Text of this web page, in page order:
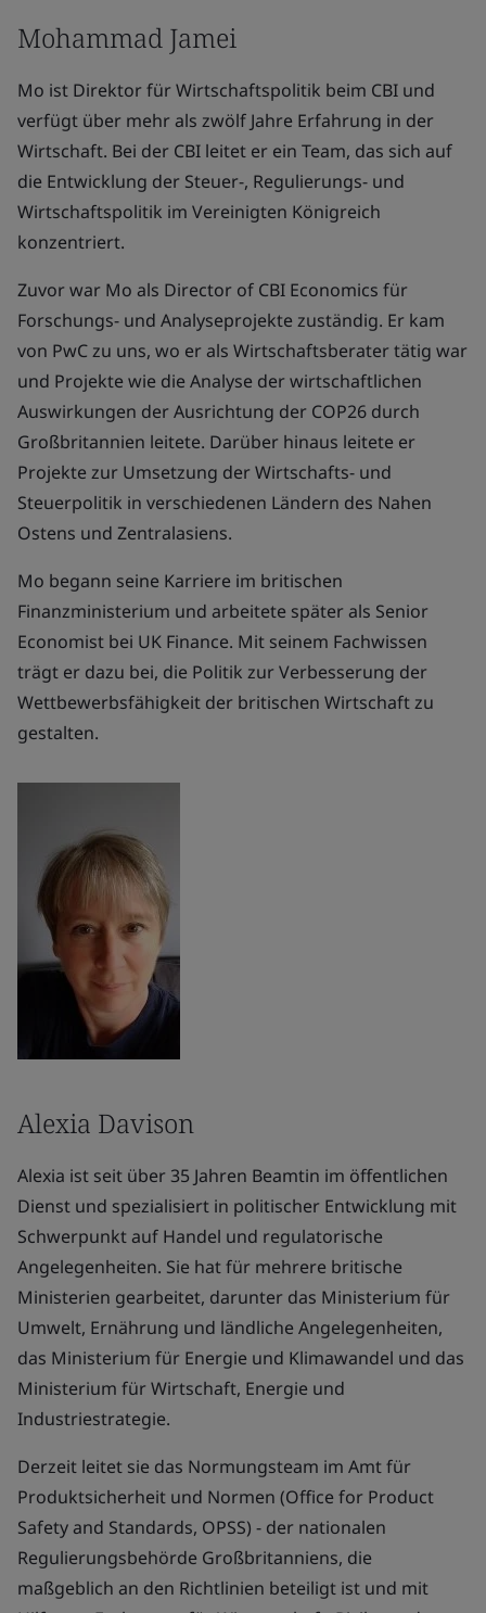
Mohammad Jamei
Mo ist Direktor für Wirtschaftspolitik beim CBI und
verfügt über mehr als zwölf Jahre Erfahrung in der
Wirtschaft. Bei der CBI leitet er ein Team, das sich auf
die Entwicklung der Steuer-, Regulierungs- und
Wirtschaftspolitik im Vereinigten Königreich
konzentriert.
Zuvor war Mo als Director of CBI Economics für
Forschungs- und Analyseprojekte zuständig. Er kam
von PwC zu uns, wo er als Wirtschaftsberater tätig war
und Projekte wie die Analyse der wirtschaftlichen
Auswirkungen der Ausrichtung der COP26 durch
Großbritannien leitete. Darüber hinaus leitete er
Projekte zur Umsetzung der Wirtschafts- und
Steuerpolitik in verschiedenen Ländern des Nahen
Ostens und Zentralasiens.
Mo begann seine Karriere im britischen
Finanzministerium und arbeitete später als Senior
Economist bei UK Finance. Mit seinem Fachwissen
trägt er dazu bei, die Politik zur Verbesserung der
Wettbewerbsfähigkeit der britischen Wirtschaft zu
gestalten.
Alexia Davison
Alexia ist seit über 35 Jahren Beamtin im öffentlichen
Dienst und spezialisiert in politischer Entwicklung mit
Schwerpunkt auf Handel und regulatorische
Angelegenheiten. Sie hat für mehrere britische
Ministerien gearbeitet, darunter das Ministerium für
Umwelt, Ernährung und ländliche Angelegenheiten,
das Ministerium für Energie und Klimawandel und das
Ministerium für Wirtschaft, Energie und
Industriestrategie.
Derzeit leitet sie das Normungsteam im Amt für
Produktsicherheit und Normen (Office for Product
Safety and Standards, OPSS) - der nationalen
Regulierungsbehörde Großbritanniens, die
maßgeblich an den Richtlinien beteiligt ist und mit